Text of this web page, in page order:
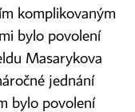
komplikovaným
bylo povolení
Masarykova
jednání
bylo povolení